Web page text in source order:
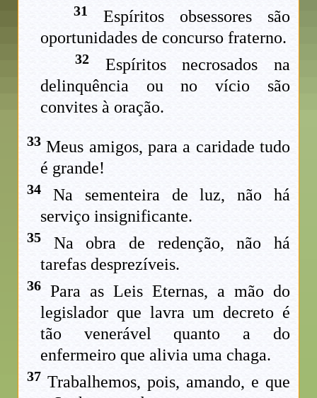
31
Espíritos obsessores são
oportunidades de concurso fraterno.
32 Espíritos necrosados na
delinquência ou no vício são
convites à oração.
33 Meus amigos, para a caridade tudo
é grande!
34 Na sementeira de luz, não há
serviço insignificante.
35 Na obra de redenção, não há
tarefas desprezíveis.
36 Para as Leis Eternas, a mão do
legislador que lavra um decreto é
tão venerável quanto a do
enfermeiro que alivia uma chaga.
37 Trabalhemos, pois, amando, e que